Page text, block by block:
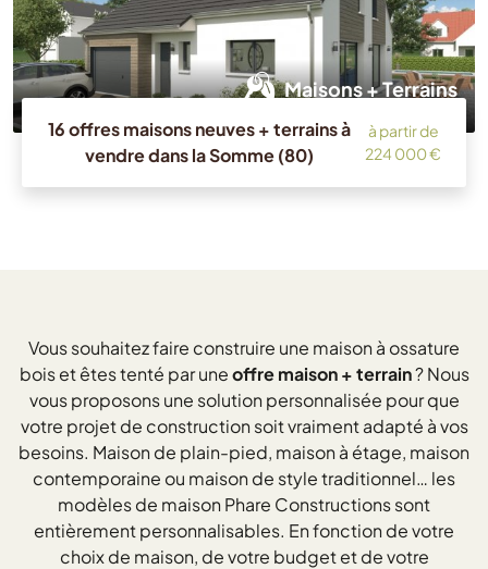
Maisons + Terrains
16 offres maisons neuves + terrains à
vendre dans la Somme (80)
à partir de
224 000 €
Vous souhaitez faire construire une maison à ossature
bois et êtes tenté par uneoffre maison + terrain? Nous
vous proposons une solution personnalisée pour que
votre projet de construction soit vraiment adapté à vos
besoins. Maison de plain-pied, maison à étage, maison
contemporaine ou maison de style traditionnel… les
modèles de maison Phare Constructions sont
entièrement personnalisables. En fonction de votre
choix de maison, de votre budget et de votre